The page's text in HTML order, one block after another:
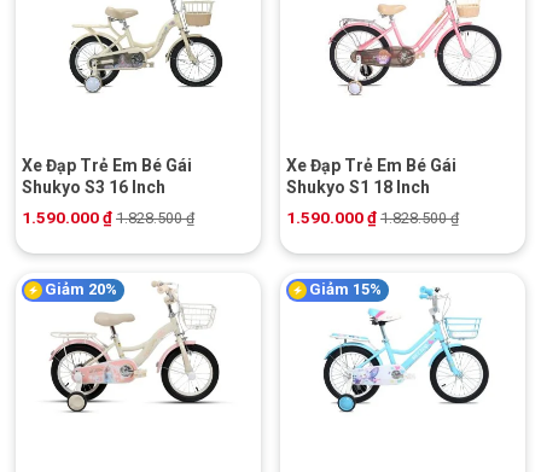
Xe Đạp Trẻ Em Bé Gái
Shukyo S3 16 Inch
1.590.000₫ 1.828.500₫
Xe Đạp Trẻ Em Bé Gái
Shukyo S1 18 Inch
1.590.000₫ 1.828.500₫
Giảm 20% Giảm 15%